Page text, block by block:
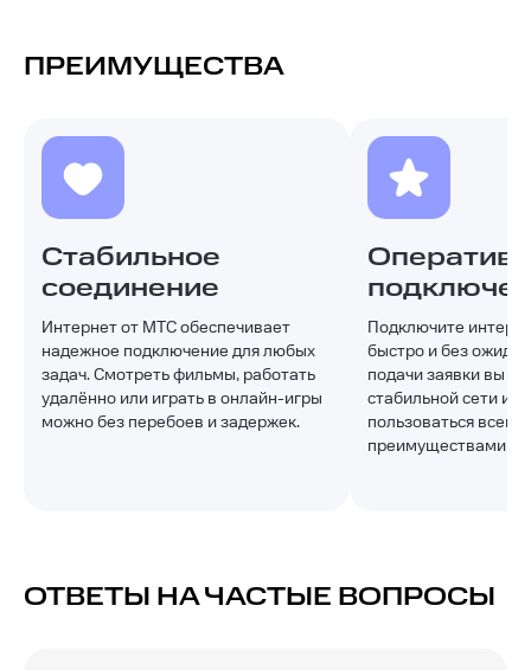
ПРЕИМУЩЕСТВА
Стабильное
соединение
Интернет от МТС обеспечивает
надежное подключение для любых
задач. Смотреть фильмы, работать
удалённо или играть в онлайн-игры
можно без перебоев и задержек.
Подключите
быстро и без
подачи заявки вы
стабильной сети и
пользоваться всеми
преимуществами
ОТВЕТЫ НА ЧАСТЫЕ ВОПРОСЫ